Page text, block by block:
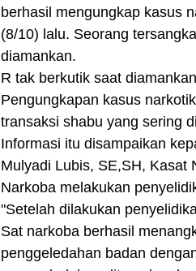
berhasil mengungkap kasus
(8/10) lalu. Seorang
diamankan.
R tak berkutik saat
Pengungkapan kasus
transaksi shabu yang sering
Informasi itu disampaikan
Mulyadi Lubis, SE,SH, Kasat
Narkoba melakukan
"Setelah dilakukan
Sat narkoba berhasil
penggeledahan badan